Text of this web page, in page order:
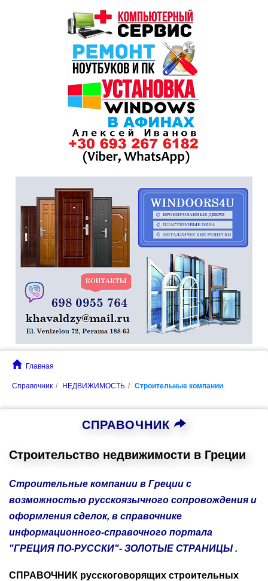
Главная
Справочник НЕДВИЖИМОСТЬ Строительные компании
СПРАВОЧНИК
Строительство недвижимости в Греции
Строительные компании в Греции с
возможностью русскоязычного сопровождения и
оформления сделок, в справочнике
информационного-справочного портала
"ГРЕЦИЯ ПО-РУССКИ"- ЗОЛОТЫЕ СТРАНИЦЫ .
СПРАВОЧНИК русскоговорящих строительных